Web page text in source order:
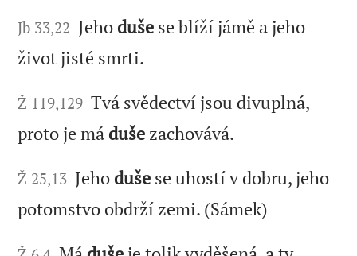
Jb 33,22 Jeho duše se blíží jámě a jeho
život jisté smrti.
Ž 119,129 Tvá svědectví jsou divuplná,
proto je má duše zachovává.
Ž 25,13 Jeho duše se uhostí v dobru, jeho
potomstvo obdrží zemi. (Sámek)